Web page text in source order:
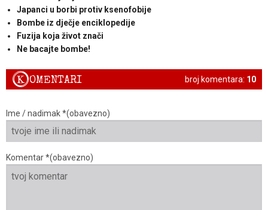
Japanci u borbi protiv ksenofobije
Bombe iz dječje enciklopedije
Fuzija koja život znači
Ne bacajte bombe!
broj komentara: 10
KOMENTARI
Ime / nadimak *(obavezno)
Komentar *(obavezno)